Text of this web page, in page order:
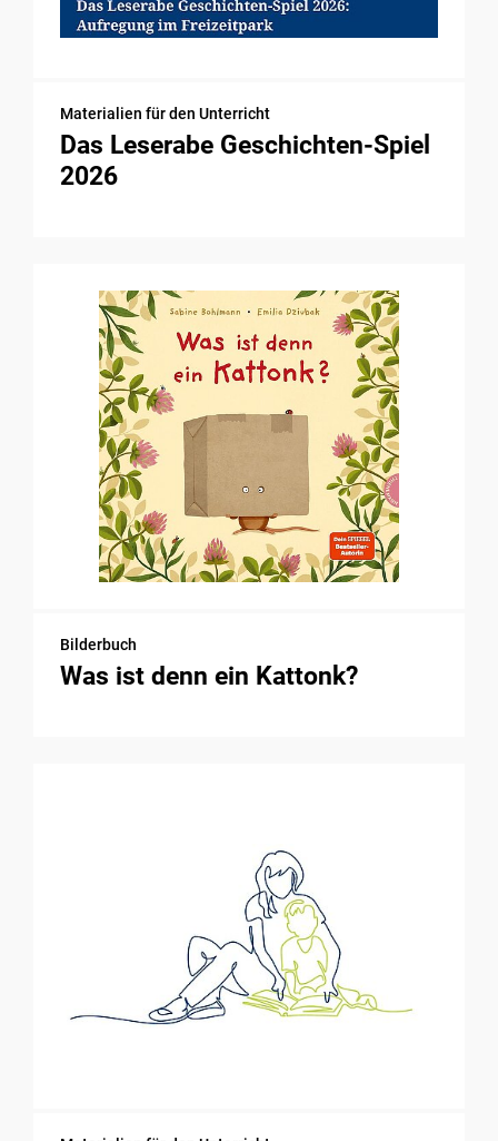
Materialien für den Unterricht
Das Leserabe Geschichten-Spiel
2026
Bilderbuch
Was ist denn ein Kattonk?